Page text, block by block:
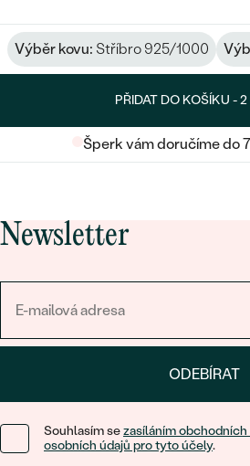
Výběr kovu: Stříbro 925/1000
PŘIDAT DO KOŠÍKU -2
Šperk vám doručíme do
Newsletter
ODEBÍRAT
Souhlasím sezasíláním
osobních údajů pro tyto účely.